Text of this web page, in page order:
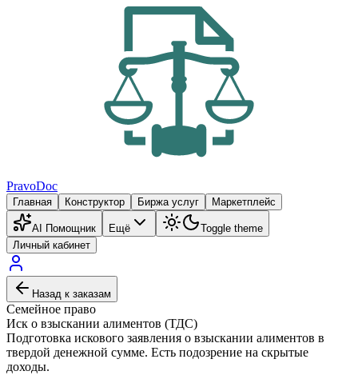
PravoDoc
Главная Конструктор Биржа услуг Маркетплейс
AI Помощник Ещё
Toggle theme
Личный кабинет
Назад к заказам
Семейное право
Иск о взыскании алиментов (ТДС)
Подготовка искового заявления о взыскании алиментов в
твердой денежной сумме. Есть подозрение на скрытые
доходы.